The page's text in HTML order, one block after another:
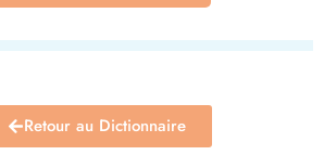
Retour au Dictionnaire